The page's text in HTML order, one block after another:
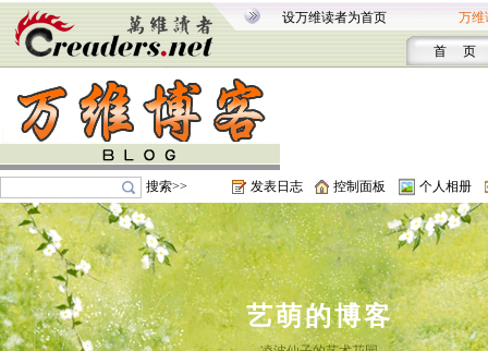
设万维读者为首页 万维
首 页
搜索>> 发表日志 控制面板 个人相册
艺萌的博客